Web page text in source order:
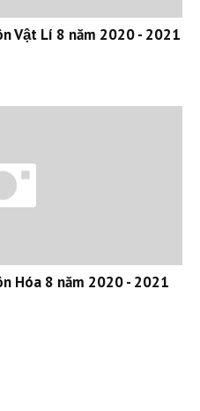
Vật Lí 8 năm 2020 - 2021
Hóa 8 năm 2020 - 2021